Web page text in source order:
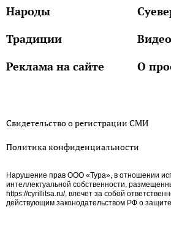
Народы
Традиции
Видео
Реклама на сайте
О
Свидетельство о регистрации СМИ
Политика конфиденциальности
Нарушение прав ООО «Тура», в отношении
интеллектуальной собственности,
https://cyrillitsa.ru/, влечет за собой
действующим законодательством РФ о